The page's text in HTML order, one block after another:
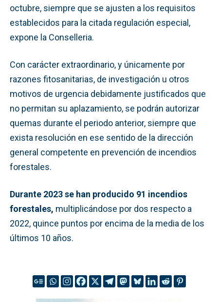
octubre, siempre que se ajusten a los requisitos
establecidos para la citada regulación especial,
expone la Conselleria.
Con carácter extraordinario, y únicamente por
razones fitosanitarias, de investigación u otros
motivos de urgencia debidamente justificados que
no permitan su aplazamiento, se podrán autorizar
quemas durante el periodo anterior, siempre que
exista resolución en ese sentido de la dirección
general competente en prevención de incendios
forestales.
Durante 2023 se han producido 91 incendios
forestales, multiplicándose por dos respecto a
2022, quince puntos por encima de la media de los
últimos 10 años.